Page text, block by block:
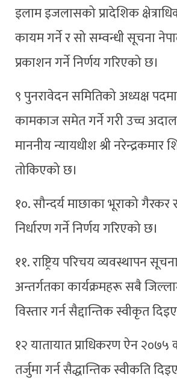
इलाम इजलासको प्रादेशिक
कायम गर्ने र सो सम्वन्धी सूचना
प्रकाशन गर्ने निर्णय गरिएको छ।
९ पुनरावेदन समितिको अध्यक्ष
कामकाज समेत गर्ने गरी उच्च
माननीय न्यायधीश श्री नरेन्द्रकमार
तोकिएको छ।
१०. सौन्दर्य माछाका भूराको गैरकर
निर्धारण गर्ने निर्णय गरिएको छ।
११. राष्ट्रिय परिचय व्यवस्थापन
अन्तर्गतका कार्यक्रमहरू सबै
विस्तार गर्न सैद्दान्तिक स्वीकृत
१२ यातायात प्राधिकरण ऐन
तर्जुमा गर्न सैद्धान्तिक स्वीकति